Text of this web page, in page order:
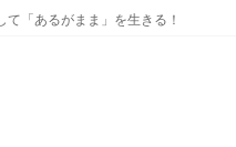
「あるがまま」を生きる！